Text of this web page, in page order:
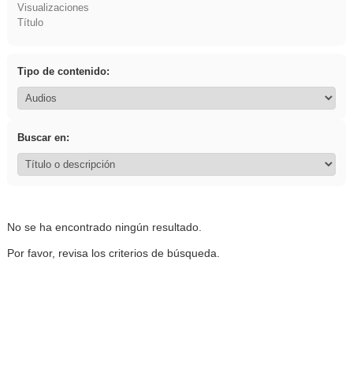
Visualizaciones
Título
Tipo de contenido:
Buscar en:
No se ha encontrado ningún resultado.
Por favor, revisa los criterios de búsqueda.